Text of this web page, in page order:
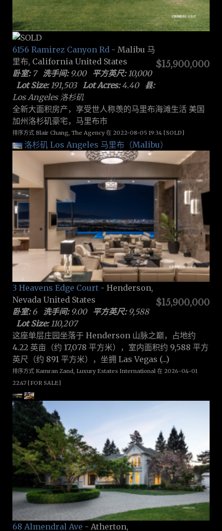
$15,900,000
6156 Ramirez Canyon Rd - Malibu 马
里布, California United States
卧室:7 洗手间:9.00 平方英尺:10,000
Lot Size:191,503 Lot Acres:4.40 县:
Los Angeles 洛杉矶
全新大面积房产，享受世人称羡的马里布海滩生活 美国
加州洛杉矶豪宅，马里布市
排序方式 Blair Chang, The Agency 在 2022-08-05 19:34 [SOLD]
洛杉矶 Los Angeles 马里布（Malibu）
$15,900,000
3 Heavens Edge Court - Henderson,
Nevada United States
卧室:6 洗手间:9.00 平方英尺:9,588
Lot Size:110,207
这座单层庄园坐落于 Henderson 山脉之巅，占地约
4.22 英亩（约 17,078 平方米），室内面积约 9,588 平方
英尺（约 891 平方米），坐拥 Las Vegas (...)
排序方式 Kamran Zand, Luxury Estates International 在 2026-04-01
22:47 [FOR SALE]
68 Almendral Ave - Atherton,